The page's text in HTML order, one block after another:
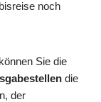
noch
Sie die
die
der